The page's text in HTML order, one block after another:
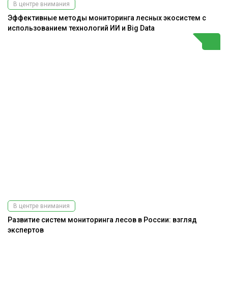
В центре внимания
Эффективные методы мониторинга лесных экосистем с
использованием технологий ИИ и Big Data
В центре внимания
Развитие систем мониторинга лесов в России: взгляд
экспертов